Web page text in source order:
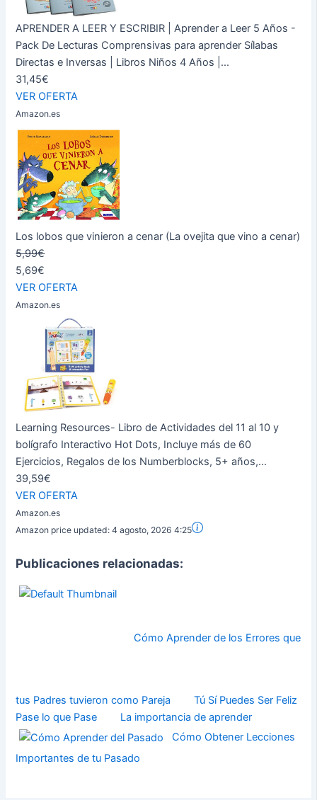
APRENDER A LEER Y ESCRIBIR | Aprender a Leer 5 Años -
Pack De Lecturas Comprensivas para aprender Sílabas
Directas e Inversas | Libros Niños 4 Años |...
31,45€
VER OFERTA
Amazon.es
Los lobos que vinieron a cenar (La ovejita que vino a cenar)
5,99€
5,69€
VER OFERTA
Amazon.es
Learning Resources- Libro de Actividades del 11 al 10 y
bolígrafo Interactivo Hot Dots, Incluye más de 60
Ejercicios, Regalos de los Numberblocks, 5+ años,...
39,59€
VER OFERTA
Amazon.es
Amazon price updated:4 agosto, 2026 4:25
Publicaciones relacionadas:
Cómo Aprender de los Errores que
tus Padres tuvieron como Pareja
Tú Sí Puedes Ser Feliz
Pase lo que Pase
La importancia de aprender
Cómo Obtener Lecciones
Importantes de tu Pasado